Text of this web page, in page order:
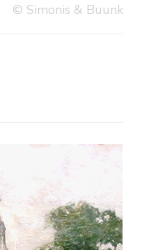
© Simonis & Buunk